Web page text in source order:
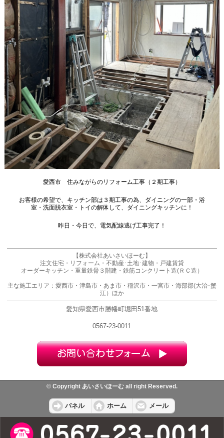
愛西市 住みながらのリフォーム工事（２期工事）
お客様の希望で、キッチン部は３期工事の為、ダイニングの一部・浴
室・洗面脱衣室・トイの解体して、ダイニングキッチンに！
昨日・今日で、電気配線逃げ工事完了！
---------------------------------------------------------------------------------------------------------
【株式会社あいさいほーむ】
注文住宅・リフォーム・不動産･土地･建物・戸建賃貸
オーダーキッチン・重量鉄骨３階建・鉄筋コンクリート造(ＲＣ造）
主な施工エリア：愛西市・津島市・あま市・稲沢市・一宮市・海部郡(大治･蟹
江）ほか
---------------------------------------------------------------------------------------------------------
愛知県愛西市勝幡町堀田51番地
0567-23-0011
© Copyright あいさいほーむ all right Reserved.
パネル ホーム メール